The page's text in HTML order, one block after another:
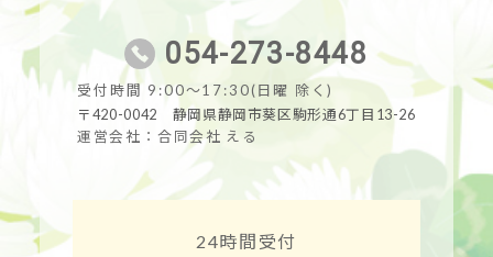
054-273-8448
受付時間 9:00～17:30(日曜 除く)
〒420-0042 静岡県静岡市葵区駒形通6丁目13-26
運営会社：合同会社 える
24時間受付